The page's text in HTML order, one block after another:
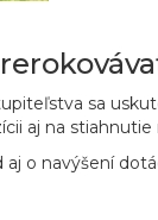
sa
aj na stiahnutie
o navýšení